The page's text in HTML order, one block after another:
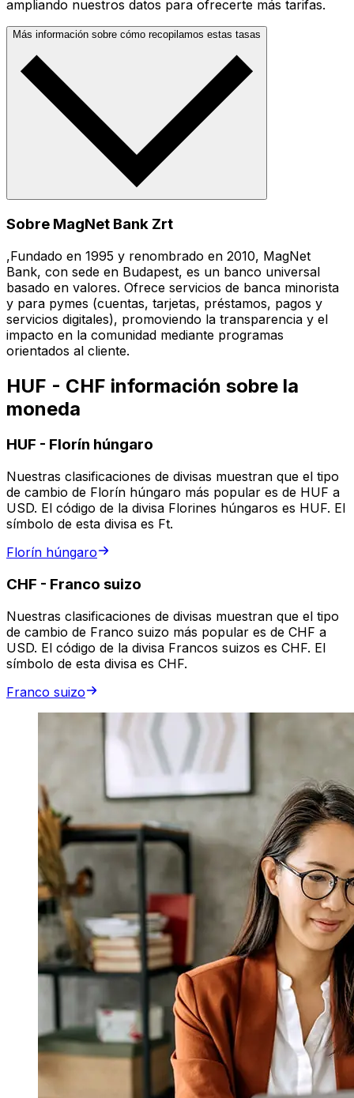
ampliando nuestros datos para ofrecerte más tarifas.
Más información sobre cómo recopilamos estas tasas
Sobre MagNet Bank Zrt
,Fundado en 1995 y renombrado en 2010, MagNet
Bank, con sede en Budapest, es un banco universal
basado en valores. Ofrece servicios de banca minorista
y para pymes (cuentas, tarjetas, préstamos, pagos y
servicios digitales), promoviendo la transparencia y el
impacto en la comunidad mediante programas
orientados al cliente.
HUF - CHF información sobre la
moneda
HUF - Florín húngaro
Nuestras clasificaciones de divisas muestran que el tipo
de cambio de Florín húngaro más popular es de HUF a
USD. El código de la divisa Florines húngaros es HUF. El
símbolo de esta divisa es Ft.
Florín húngaro
CHF - Franco suizo
Nuestras clasificaciones de divisas muestran que el tipo
de cambio de Franco suizo más popular es de CHF a
USD. El código de la divisa Francos suizos es CHF. El
símbolo de esta divisa es CHF.
Franco suizo